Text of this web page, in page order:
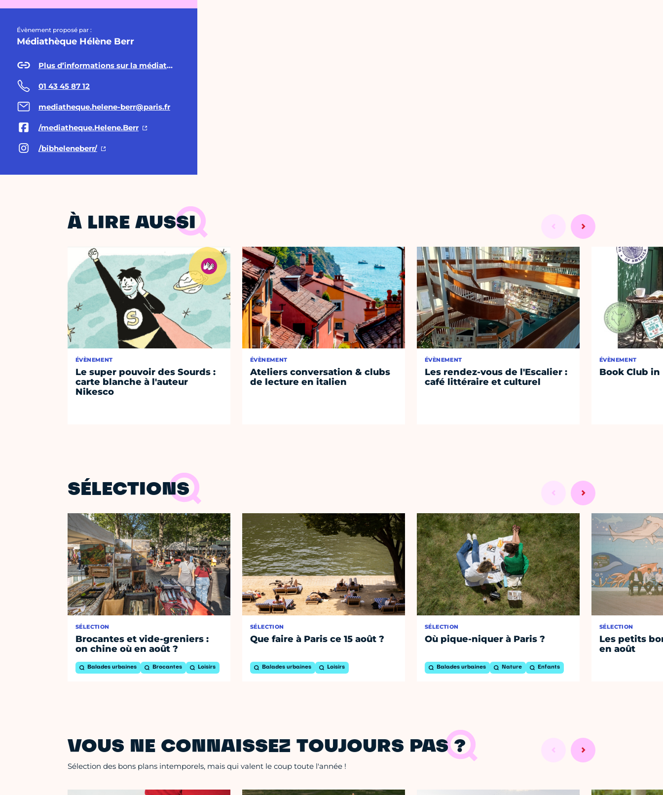
Évènement proposé par :
Médiathèque Hélène Berr
Plus d’informations sur la médiathèque Hélène Berr
01 43 45 87 12
mediatheque.helene-berr@paris.fr
/mediatheque.Helene.Berr
/bibheleneberr/
À LIRE AUSSI
ÉVÈNEMENT
Le super pouvoir des Sourds :
carte blanche à l'auteur
Nikesco
ÉVÈNEMENT
Ateliers conversation & clubs
de lecture en italien
ÉVÈNEMENT
Les rendez-vous de l'Escalier :
café littéraire et culturel
ÉVÈNEMENT
Book Club
SÉLECTIONS
SÉLECTION
Brocantes et vide-greniers :
on chine où en août ?
Balades urbaines Brocantes Loisirs
SÉLECTION
Que faire à Paris ce 15 août ?
Balades urbaines Loisirs
SÉLECTION
Où pique-niquer à Paris ?
Balades urbaines Nature Enfants
SÉLECTION
Les petits
en août
VOUS NE CONNAISSEZ TOUJOURS PAS ?
Sélection des bons plans intemporels, mais qui valent le coup toute l'année !